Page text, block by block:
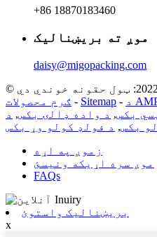
+86 18870183460
موږ ته بریښنالیک
daisy@migopacking.com
ګرم محصولات - Sitemap -
بکس, د واده ډالۍ بکس,
بکس, د فولډ کولو وړ بکس
زموږ په اړه
موږ سره اړیکه ونیسئ
FAQs
بریښنالیک واستوئ
x